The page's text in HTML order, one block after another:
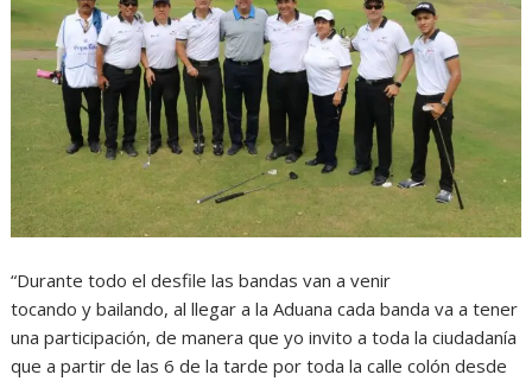
“Durante todo el desfile las bandas van a venir
tocando y bailando, al llegar a la Aduana cada banda va a tener
una participación, de manera que yo invito a toda la ciudadanía
que a partir de las 6 de la tarde por toda la calle colón desde